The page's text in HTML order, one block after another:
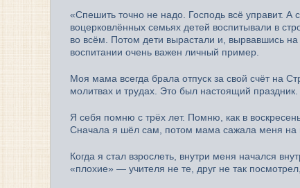
«Спешить точно не надо. Господь всё управит.
воцерковлённых семьях детей воспитывали в
во всём. Потом дети вырастали и, вырвавшись на
воспитании очень важен личный пример.
Моя мама всегда брала отпуск за свой счёт на
молитвах и трудах. Это был настоящий праздник.
Я себя помню с трёх лет. Помню, как в
Сначала я шёл сам, потом мама сажала меня на
Когда я стал взрослеть, внутри меня начался
«плохие» — учителя не те, друг не так